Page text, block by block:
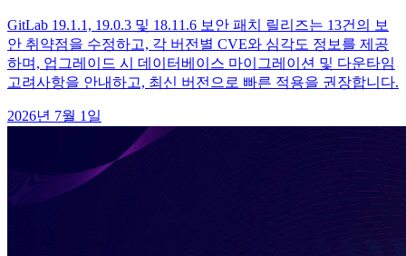
GitLab 19.1.1, 19.0.3 및 18.11.6 보안 패치 릴리즈는 13건의 보
안 취약점을 수정하고, 각 버전별 CVE와 심각도 정보를 제공
하며, 업그레이드 시 데이터베이스 마이그레이션 및 다운타임
고려사항을 안내하고, 최신 버전으로 빠른 적용을 권장합니다.
2026년 7월 1일